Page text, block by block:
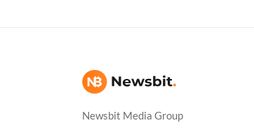
Newsbit Media Group